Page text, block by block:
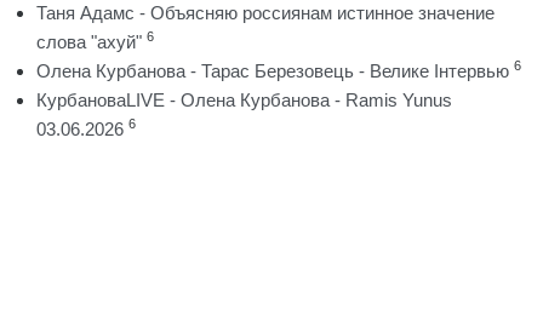
Таня Адамс - Объясняю россиянам истинное значение
слова "ахуй" 6
Олена Курбанова - Тарас Березовець - Велике Інтервью 6
КурбановаLIVE - Олена Курбанова - Ramis Yunus
03.06.2026 6